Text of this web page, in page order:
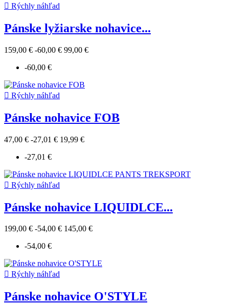
 Rýchly náhľad
Pánske lyžiarske nohavice...
159,00 € -60,00 € 99,00 €
-60,00 €
 Rýchly náhľad
Pánske nohavice FOB
47,00 € -27,01 € 19,99 €
-27,01 €
 Rýchly náhľad
Pánske nohavice LIQUIDLCE...
199,00 € -54,00 € 145,00 €
-54,00 €
 Rýchly náhľad
Pánske nohavice O'STYLE